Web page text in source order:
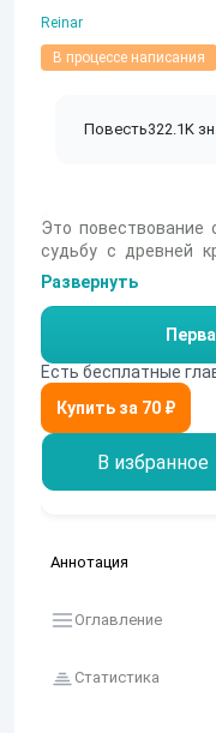
Reinar
В процессе написания
Повесть322.1K
Это повествование
судьбу с древней
вопросы. Он хочет
вспять и три года
мир, незаметно, но
главное, кто такие
Развернуть
Есть бесплатные
В избранное
Аннотация
Оглавление
Статистика